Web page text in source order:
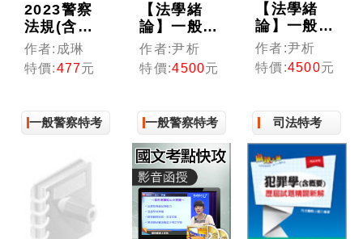
2023警察
法規(含概
要)[題庫
+歷年試
題]：精選
考／一般警
警二技）
作者:成琳
特價:477元
【法學緒
論】一般警
察特考(線
上版)
作者:尹析
特價:4500元
【法學緒
論】一般警
察特考(光
碟版函授)
作者:尹析
特價:4500元
一般警察特考 一般警察特考 司法特考